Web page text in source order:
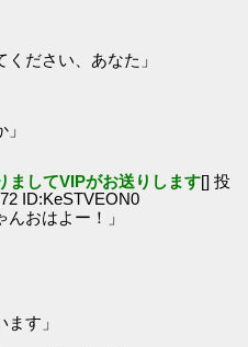
ださい、あなた」
ましてVIPがお送りします[] 投
ID:KeSTVEON0
おはよー！」
す」